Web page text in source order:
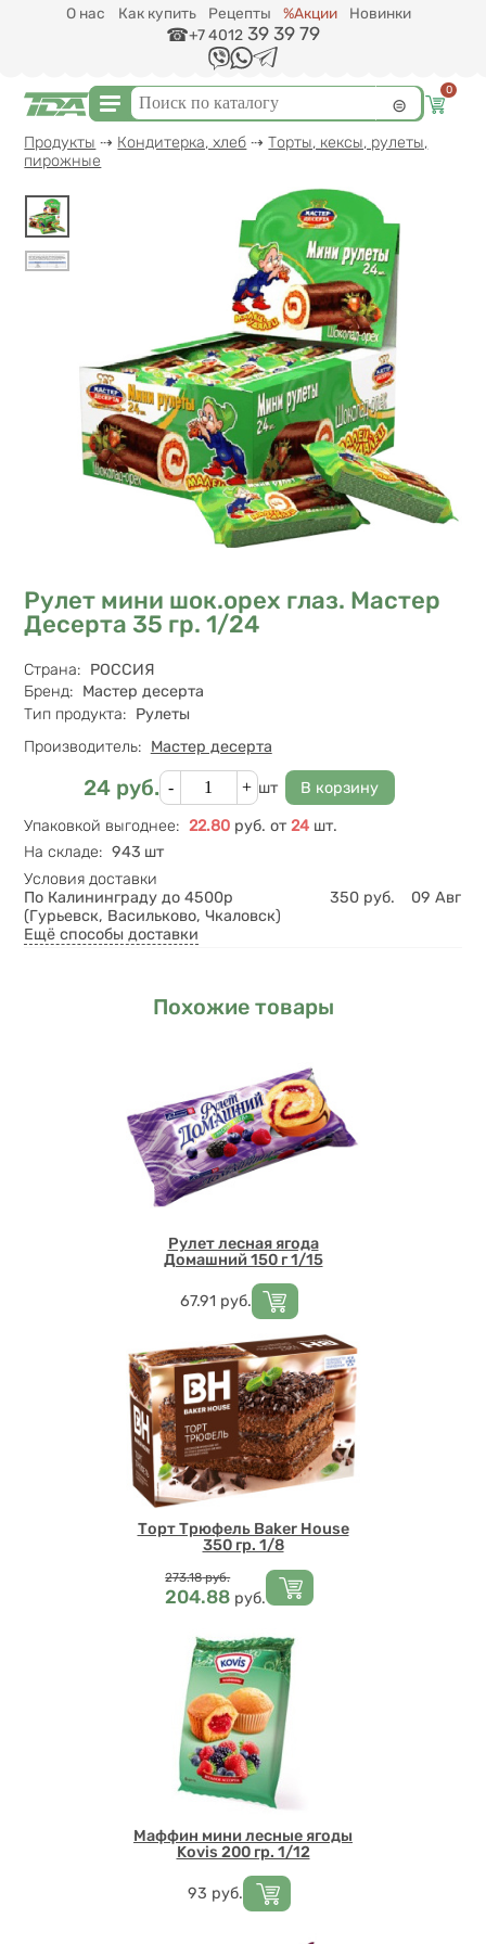
Перейти к основному содержанию
О нас Как купить Рецепты %Акции
Новинки
+7 4012 39 39 79
Форма поиска
Поиск 0
Вы здесь
Продукты ⇢ Кондитерка, хлеб ⇢Торты, кексы, рулеты,
пирожные
Рулет мини шок.орех глаз. Мастер
Десерта 35 гр. 1/24
Характеристики
Страна: РОССИЯ
Бренд: Мастер десерта
Тип продукта: Рулеты
Производитель: Мастер десерта
Цена
24 руб.Кол-во шт
Упаковкой выгоднее: 22.80 руб. от 24 шт.
На складе: 943 шт
Условия доставки
По Калининграду до 4500р
(Гурьевск, Васильково, Чкаловск)
350 руб.
09 Авг
Ещё способы доставки
Похожие товары
Рулет лесная ягода
Домашний 150 г 1/15
Цена
67.91 руб.
Торт Трюфель Baker House
350 гр. 1/8
Цена
273.18 руб.
204.88 руб.
Маффин мини лесные ягоды
Kovis 200 гр. 1/12
Цена
93 руб.